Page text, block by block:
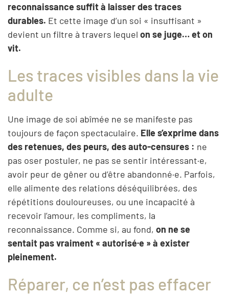
reconnaissance suffit à laisser des traces
durables. Et cette image d’un soi « insuffisant »
devient un filtre à travers lequel on se juge… et on
vit.
Les traces visibles dans la vie
adulte
Une image de soi abîmée ne se manifeste pas
toujours de façon spectaculaire. Elle s’exprime dans
des retenues, des peurs, des auto-censures : ne
pas oser postuler, ne pas se sentir intéressant·e,
avoir peur de gêner ou d’être abandonné·e. Parfois,
elle alimente des relations déséquilibrées, des
répétitions douloureuses, ou une incapacité à
recevoir l’amour, les compliments, la
reconnaissance. Comme si, au fond, on ne se
sentait pas vraiment « autorisé·e » à exister
pleinement.
Réparer, ce n’est pas effacer